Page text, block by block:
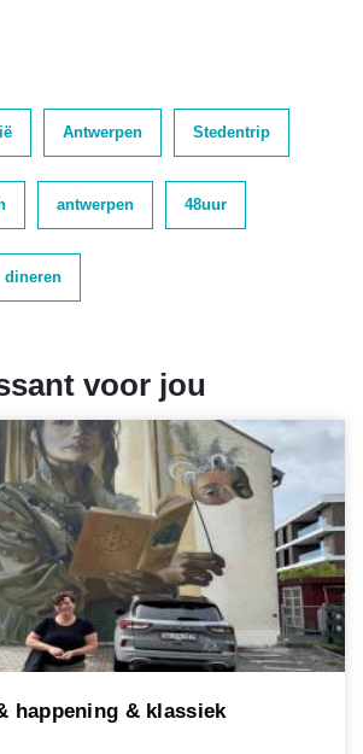
Antwerpen Stedentrip
antwerpen 48uur
dineren
voor jou
happening & klassiek